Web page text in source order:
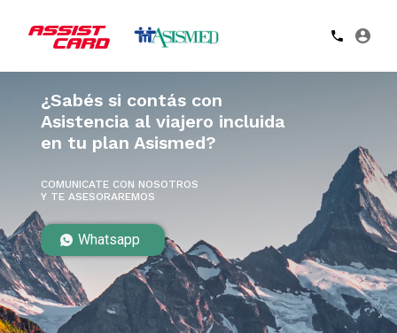
¿Sabés si contás con
Asistencia al viajero incluida
en tu plan Asismed?
COMUNICATE CON NOSOTROS
Y TE ASESORAREMOS
Whatsapp